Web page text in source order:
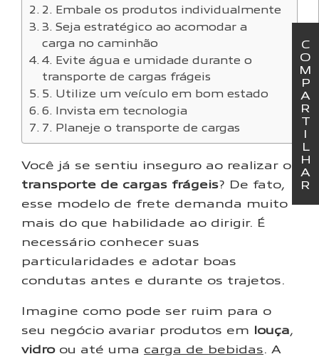
C
O
M
P
A
R
T
I
L
H
A
R
2. Embale os produtos individualmente
3. Seja estratégico ao acomodar a
carga no caminhão
4. Evite água e umidade durante o
transporte de cargas frágeis
5. Utilize um veículo em bom estado
6. Invista em tecnologia
7. Planeje o transporte de cargas
Você já se sentiu inseguro ao realizar o
transporte de cargas frágeis? De fato,
esse modelo de frete demanda muito
mais do que habilidade ao dirigir. É
necessário conhecer suas
particularidades e adotar boas
condutas antes e durante os trajetos.
Imagine como pode ser ruim para o
seu negócio avariar produtos em louça
vidroou até uma carga de bebidas . A